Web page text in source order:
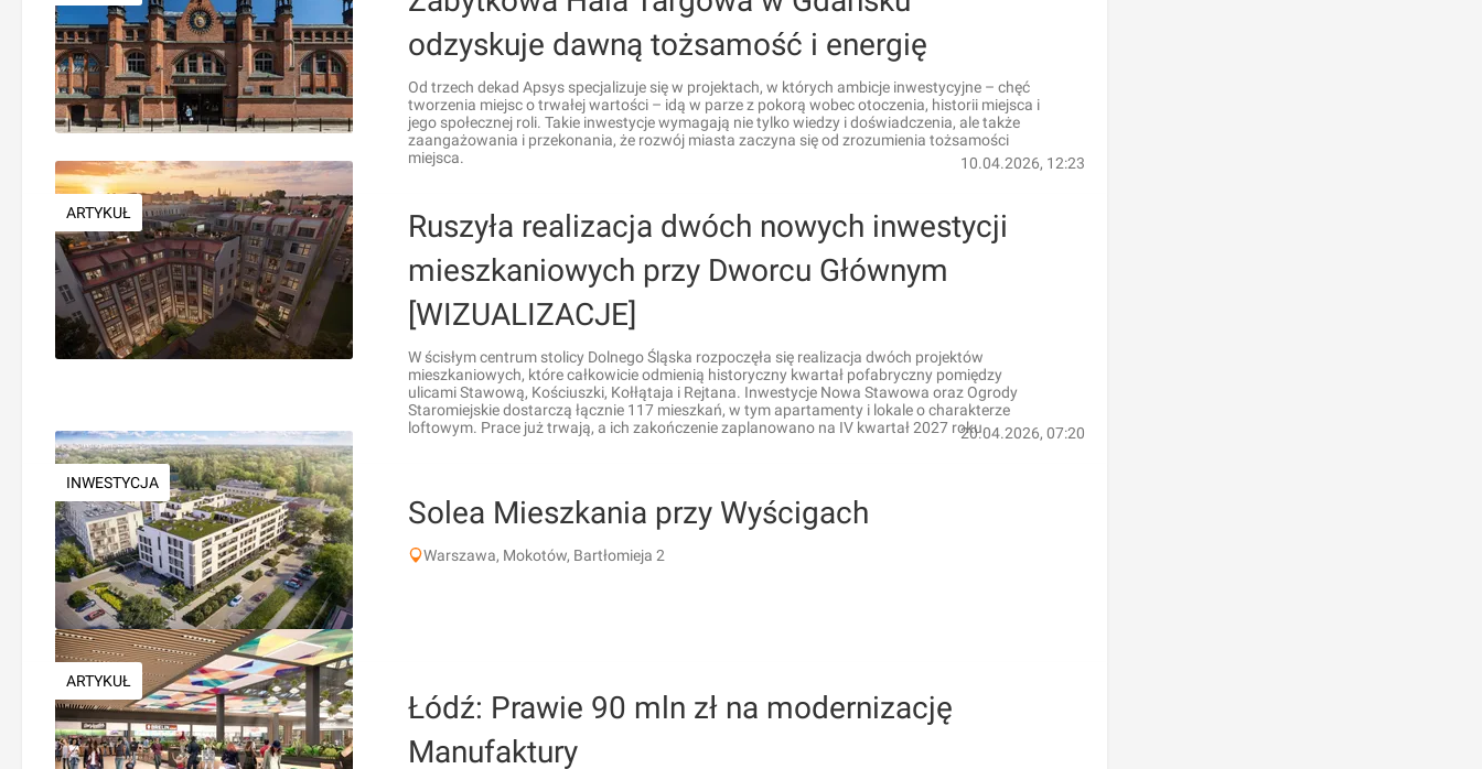
odzyskuje dawną tożsamość i energię
Od trzech dekad Apsys specjalizuje się w projektach, w których ambicje inwestycyjne – chęć
tworzenia miejsc o trwałej wartości – idą w parze z pokorą wobec otoczenia, historii miejsca i
jego społecznej roli. Takie inwestycje wymagają nie tylko wiedzy i doświadczenia, ale także
zaangażowania i przekonania, że rozwój miasta zaczyna się od zrozumienia tożsamości
miejsca.
10.04.2026, 12:23
ARTYKUŁ
Ruszyła realizacja dwóch nowych inwestycji
mieszkaniowych przy Dworcu Głównym
[WIZUALIZACJE]
W ścisłym centrum stolicy Dolnego Śląska rozpoczęła się realizacja dwóch projektów
mieszkaniowych, które całkowicie odmienią historyczny kwartał pofabryczny pomiędzy
ulicami Stawową, Kościuszki, Kołłątaja i Rejtana. Inwestycje Nowa Stawowa oraz Ogrody
Staromiejskie dostarczą łącznie 117 mieszkań, w tym apartamenty i lokale o charakterze
loftowym. Prace już trwają, a ich zakończenie zaplanowano na IV kwartał 2027 roku.20.04.2026, 07:20
INWESTYCJA
Solea Mieszkania przy Wyścigach
Warszawa, Mokotów, Bartłomieja 2
ARTYKUŁ
Łódź: Prawie 90 mln zł na modernizację
Manufaktury